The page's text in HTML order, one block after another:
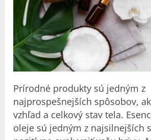
Prírodné produkty sú jedným z
najprospešnejších spôsobov,
vzhľad a celkový stav tela.
oleje sú jedným z najsilnejších